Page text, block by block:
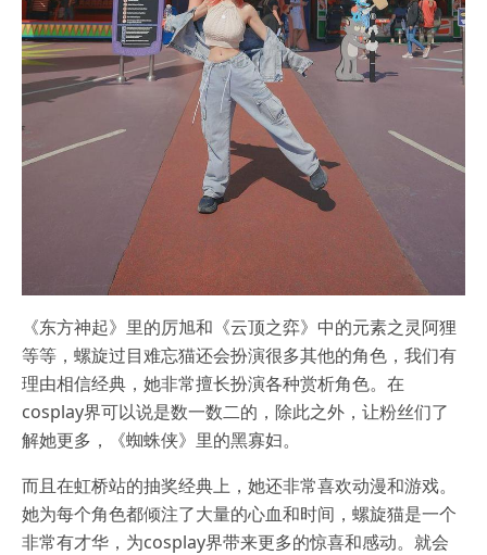
《东方神起》里的厉旭和《云顶之弈》中的元素之灵阿狸
等等，螺旋过目难忘猫还会扮演很多其他的角色，我们有
理由相信经典，她非常擅长扮演各种赏析角色。在
cosplay界可以说是数一数二的，除此之外，让粉丝们了
解她更多，《蜘蛛侠》里的黑寡妇。
而且在虹桥站的抽奖经典上，她还非常喜欢动漫和游戏。
她为每个角色都倾注了大量的心血和时间，螺旋猫是一个
非常有才华，为cosplay界带来更多的惊喜和感动。就会